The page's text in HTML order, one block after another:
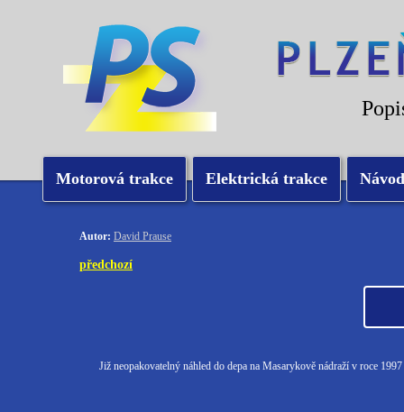
Motorová trakce Elektrická trakce
Autor: David Prause
předchozí
Již neopakovatelný náhled do depa na Masarykově nádraží v roce